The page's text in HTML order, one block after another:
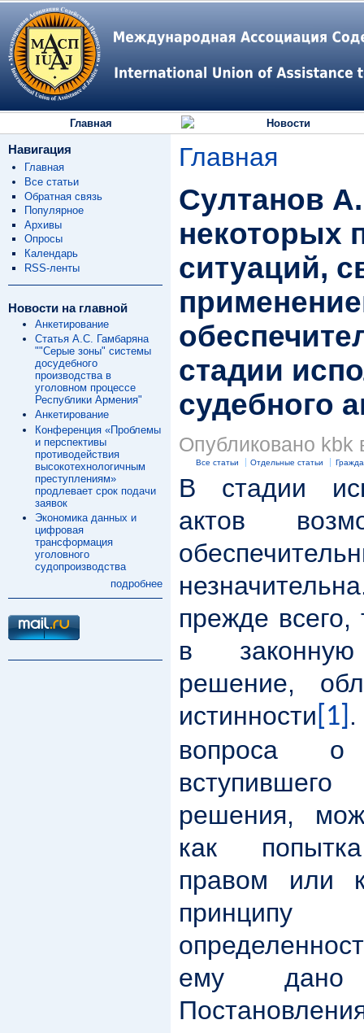
Главная Новости
Навигация
Главная
Все статьи
Обратная связь
Популярное
Архивы
Опросы
Календарь
RSS-ленты
Новости на главной
Анкетирование
Статья А.С. Гамбаряна
""Серые зоны" системы
досудебного
производства в
уголовном процессе
Республики Армения"
Анкетирование
Конференция «Проблемы
и перспективы
противодействия
высокотехнологичным
преступлениям»
продлевает срок подачи
заявок
Экономика данных и
цифровая
трансформация
уголовного
судопроизводства
подробнее
Главная
Султанов
некоторых
ситуаций,
стадии
судебного
Опубликовано kbk
Все статьи Отдельные статьи
В стадии
актов
прежде
в
решение,
истинности [1]
вопроса о
решения,
как
правом или
ему дано